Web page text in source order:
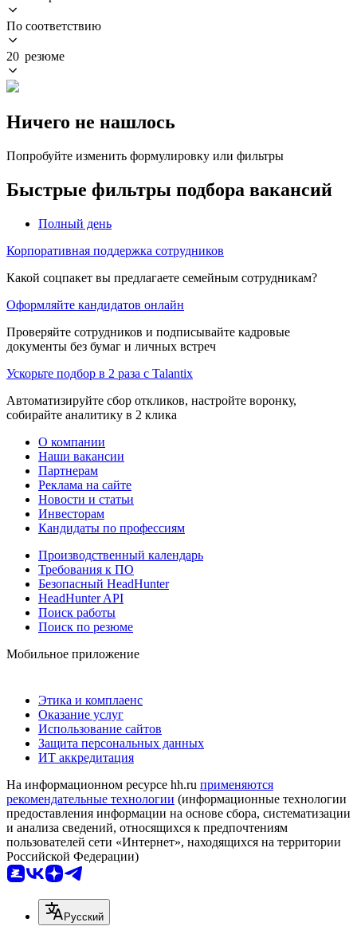
По соответствию
20 резюме
Ничего не нашлось
Попробуйте изменить формулировку или фильтры
Быстрые фильтры подбора вакансий
Полный день
Корпоративная поддержка сотрудников
Какой соцпакет вы предлагаете семейным сотрудникам?
Оформляйте кандидатов онлайн
Проверяйте сотрудников и подписывайте кадровые
документы без бумаг и личных встреч
Ускорьте подбор в 2 раза с Talantix
Автоматизируйте сбор откликов, настройте воронку,
собирайте аналитику в 2 клика
О компании
Наши вакансии
Партнерам
Реклама на сайте
Новости и статьи
Инвесторам
Кандидаты по профессиям
Производственный календарь
Требования к ПО
Безопасный HeadHunter
HeadHunter API
Поиск работы
Поиск по резюме
Мобильное приложение
Этика и комплаенс
Оказание услуг
Использование сайтов
Защита персональных данных
ИТ аккредитация
На информационном ресурсе hh.ru применяются
рекомендательные технологии (информационные технологии
предоставления информации на основе сбора, систематизации
и анализа сведений, относящихся к предпочтениям
пользователей сети «Интернет», находящихся на территории
Российской Федерации)
Русский